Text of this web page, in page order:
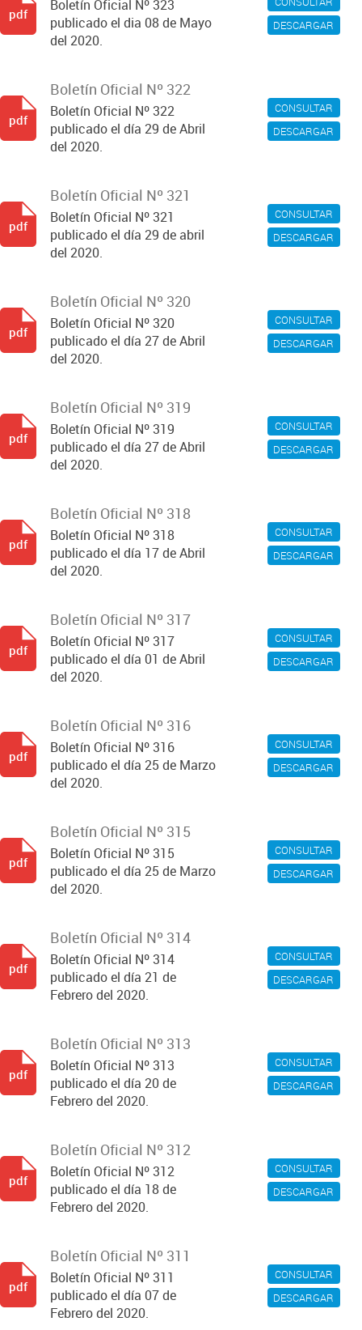
DESCARGAR
Boletín Oficial Nº 323
publicado el dia 08 de Mayo
del 2020.
pdf
CONSULTAR
DESCARGAR
Boletín Oficial Nº 322
Boletín Oficial Nº 322
publicado el día 29 de Abril
del 2020.
pdf
CONSULTAR
DESCARGAR
Boletín Oficial Nº 321
Boletín Oficial Nº 321
publicado el día 29 de abril
del 2020.
pdf
CONSULTAR
DESCARGAR
Boletín Oficial Nº 320
Boletín Oficial Nº 320
publicado el día 27 de Abril
del 2020.
pdf
CONSULTAR
DESCARGAR
Boletín Oficial Nº 319
Boletín Oficial Nº 319
publicado el día 27 de Abril
del 2020.
pdf
CONSULTAR
DESCARGAR
Boletín Oficial Nº 318
Boletín Oficial Nº 318
publicado el día 17 de Abril
del 2020.
pdf
CONSULTAR
DESCARGAR
Boletín Oficial Nº 317
Boletín Oficial Nº 317
publicado el día 01 de Abril
del 2020.
pdf
CONSULTAR
DESCARGAR
Boletín Oficial Nº 316
Boletín Oficial Nº 316
publicado el día 25 de Marzo
del 2020.
pdf
CONSULTAR
DESCARGAR
Boletín Oficial Nº 315
Boletín Oficial Nº 315
publicado el día 25 de Marzo
del 2020.
pdf
CONSULTAR
DESCARGAR
Boletín Oficial Nº 314
Boletín Oficial Nº 314
publicado el día 21 de
Febrero del 2020.
pdf
CONSULTAR
DESCARGAR
Boletín Oficial Nº 313
Boletín Oficial Nº 313
publicado el día 20 de
Febrero del 2020.
pdf
CONSULTAR
DESCARGAR
Boletín Oficial Nº 312
Boletín Oficial Nº 312
publicado el día 18 de
Febrero del 2020.
pdf
CONSULTAR
DESCARGAR
Boletín Oficial Nº 311
Boletín Oficial Nº 311
publicado el día 07 de
Febrero del 2020.
pdf